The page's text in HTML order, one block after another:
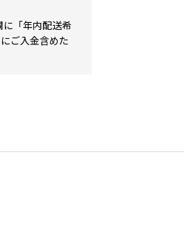
に「年内配送希
ご入金含めた